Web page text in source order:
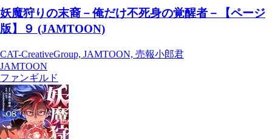
妖魔狩りの末裔－俺だけ不死身の覚醒者－【ページ
版】９ (JAMTOON)
CAT-CreativeGroup, JAMTOON, 売報小郎君
JAMTOON
ファンギルド